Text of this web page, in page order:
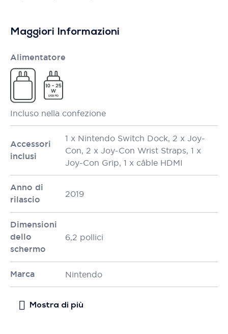
Maggiori Informazioni
Alimentatore
Incluso nella confezione
Accessori
inclusi
1 x Nintendo Switch Dock, 2 x Joy-
Con, 2 x Joy-Con Wrist Straps, 1 x
Joy-Con Grip, 1 x câble HDMI
Anno di
rilascio
2019
Dimensioni
dello
schermo
6,2 pollici
Marca Nintendo